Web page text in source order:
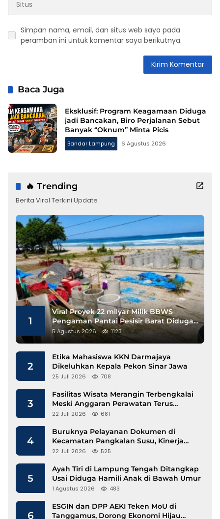
Simpan nama, email, dan situs web saya pada
peramban ini untuk komentar saya berikutnya.
Baca Juga
Eksklusif: Program Keagamaan Diduga
jadi Bancakan, Biro Perjalanan Sebut
Banyak “Oknum” Minta Picis
Bandar Lampung 6 Agustus 2026
🔥 Trending
Berita Viral Terkini Update
1
Viral Proyek 22 milyar Milik BBWS
Pengaman Pantai Pesisir Barat Diduga
Gunakan Besi Banci
5 Agustus 2026 1123
2
Etika Mahasiswa KKN Darmajaya
Dikeluhkan Kepala Pekon Sinar Jawa
25 Juli 2026 708
3
Fasilitas Wisata Merangin Terbengkalai
Meski Anggaran Perawatan Terus
Mengalir
22 Juli 2026 681
4
Buruknya Pelayanan Dokumen di
Kecamatan Pangkalan Susu, Kinerja
Disdukcapil Langkat Disorot
22 Juli 2026 525
5
Ayah Tiri di Lampung Tengah Ditangkap
Usai Diduga Hamili Anak di Bawah Umur
1 Agustus 2026 483
6
ESGIN dan DPP AEKI Teken MoU di
Tanggamus, Dorong Ekonomi Hijau